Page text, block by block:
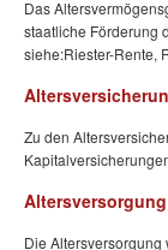
Das
staatliche Förderung
siehe:Riester-Rente,
Zu den
Altersversorgung
Die